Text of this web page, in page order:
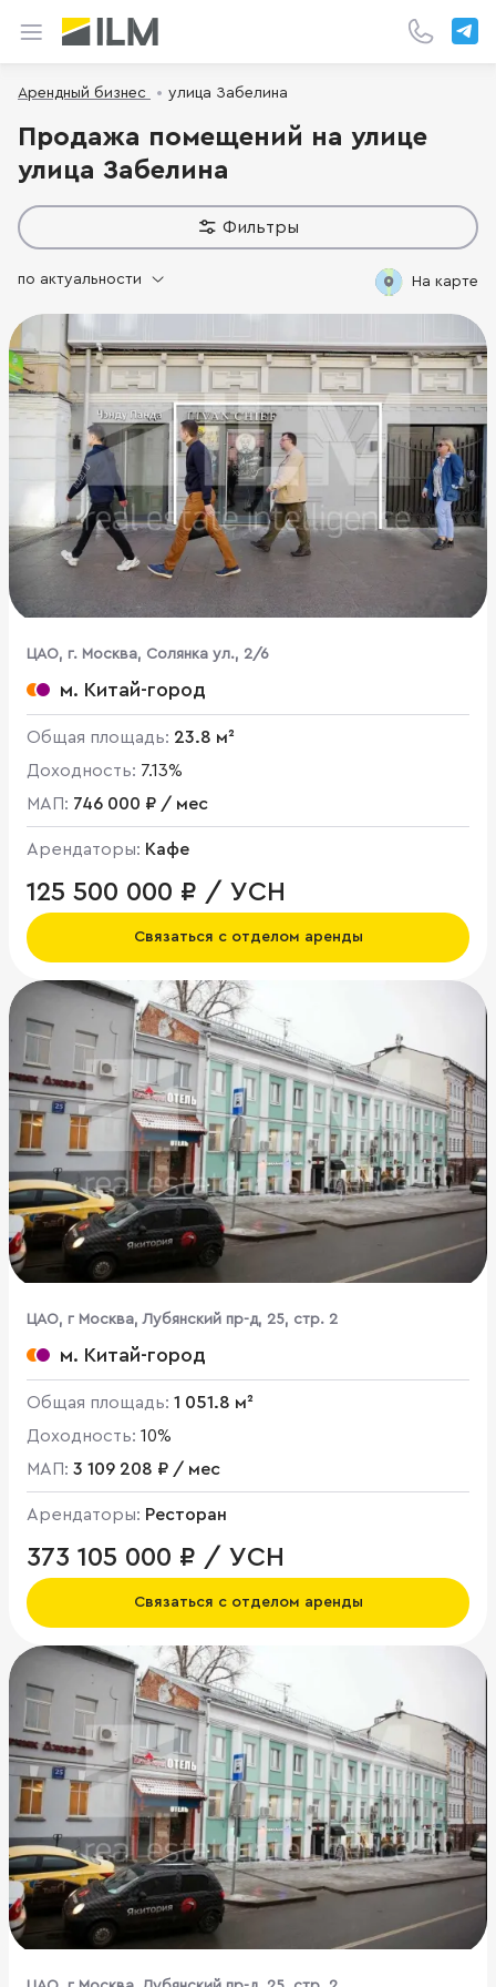
Арендный бизнес улица Забелина
Продажа помещений на улице
улица Забелина
Фильтры
На карте
по актуальности
ЦАО, г. Москва, Солянка ул., 2/6
м. Китай-город
Общая площадь: 23.8 м²
Доходность: 7.13%
МАП: 746 000 ₽ / мес
Арендаторы: Кафе
125 500 000 ₽ / УСН
Связаться с отделом аренды
ЦАО, г Москва, Лубянский пр-д, 25, стр. 2
м. Китай-город
Общая площадь: 1 051.8 м²
Доходность: 10%
МАП: 3 109 208 ₽ / мес
Арендаторы: Ресторан
373 105 000 ₽ / УСН
Связаться с отделом аренды